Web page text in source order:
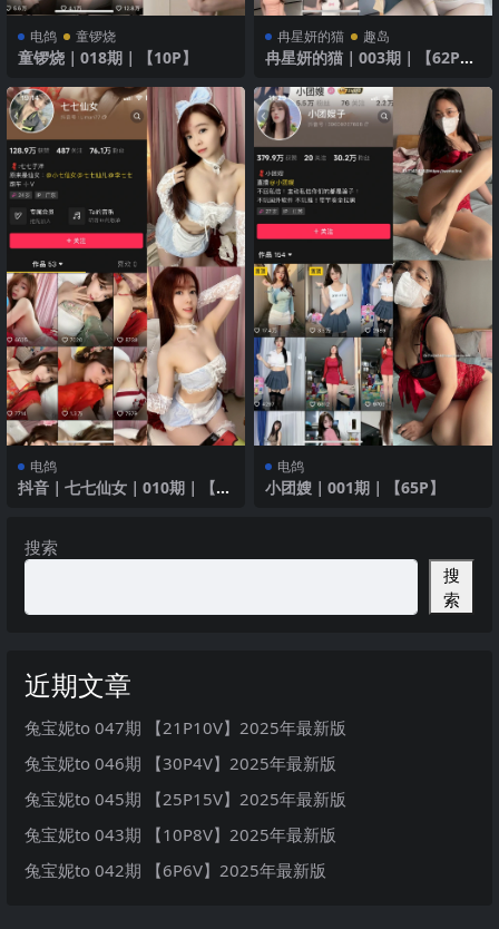
电鸽 童锣烧
童锣烧｜018期｜【10P】
冉星妍的猫 趣岛
冉星妍的猫｜003期｜【62P4
电鸽
抖音｜七七仙女｜010期｜【22
电鸽
小团嫂｜001期｜【65P】
搜索
搜
索
近期文章
兔宝妮to 047期 【21P10V】2025年最新版
兔宝妮to 046期 【30P4V】2025年最新版
兔宝妮to 045期 【25P15V】2025年最新版
兔宝妮to 043期 【10P8V】2025年最新版
兔宝妮to 042期 【6P6V】2025年最新版